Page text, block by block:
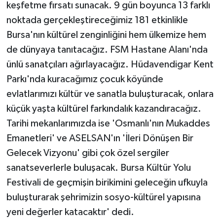
keşfetme fırsatı sunacak. 9 gün boyunca 13 farklı
noktada gerçekleştireceğimiz 181 etkinlikle
Bursa'nın kültürel zenginliğini hem ülkemize hem
de dünyaya tanıtacağız. FSM Hastane Alanı'nda
ünlü sanatçıları ağırlayacağız. Hüdavendigar Kent
Parkı'nda kuracağımız çocuk köyünde
evlatlarımızı kültür ve sanatla buluşturacak, onlara
küçük yaşta kültürel farkındalık kazandıracağız.
Tarihi mekanlarımızda ise 'Osmanlı'nın Mukaddes
Emanetleri' ve ASELSAN'ın 'İleri Dönüşen Bir
Gelecek Vizyonu' gibi çok özel sergiler
sanatseverlerle buluşacak. Bursa Kültür Yolu
Festivali de geçmişin birikimini geleceğin ufkuyla
buluşturarak şehrimizin sosyo-kültürel yapısına
yeni değerler katacaktır' dedi.